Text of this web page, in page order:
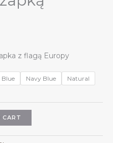
z flagą Europy
Blue Navy Blue Natural